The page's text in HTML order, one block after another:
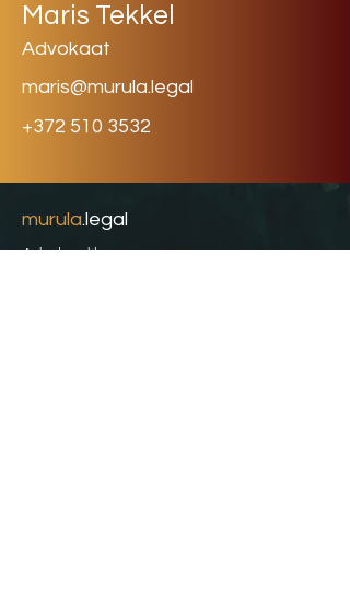
Maris Tekkel
Advokaat
maris@murula.legal
+372 510 3532
murula.legal
Advokaadibüroo